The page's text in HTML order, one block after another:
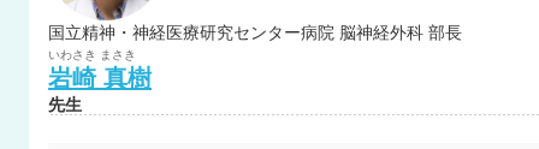
国立精神・神経医療研究センター病院 脳神経外科 部長
いわさき まさき
岩崎 真樹
先生